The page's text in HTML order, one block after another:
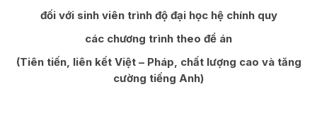
đối với sinh viên trình độ đại học hệ chính quy
các chương trình theo đề án
(Tiên tiến, liên kết Việt – Pháp, chất lượng cao và tăng
cường tiếng Anh)